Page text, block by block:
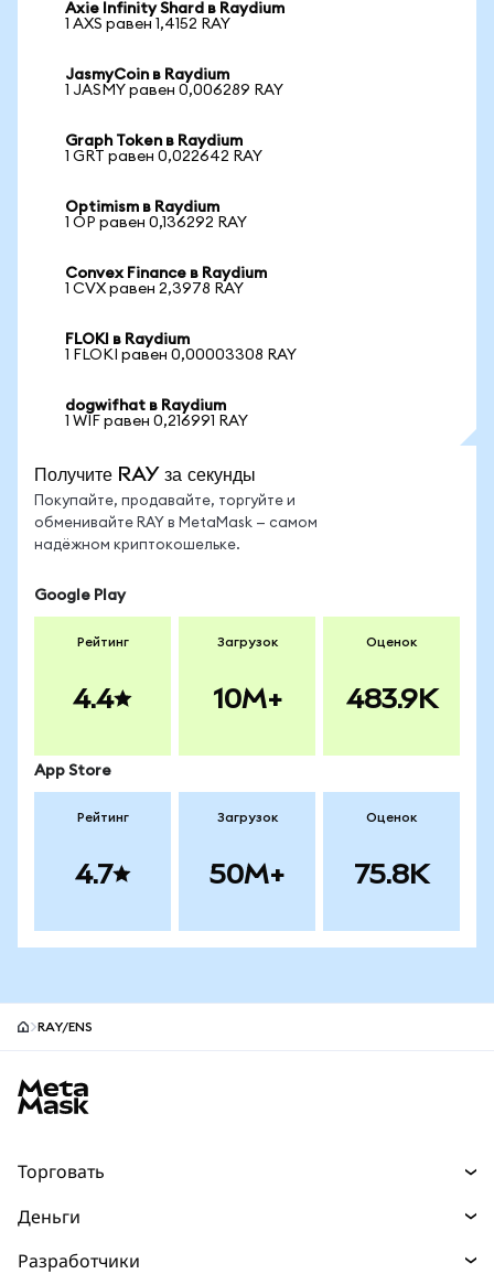
Axie Infinity Shard в Raydium
1 AXS равен 1,4152 RAY
JasmyCoin в Raydium
1 JASMY равен 0,006289 RAY
Graph Token в Raydium
1 GRT равен 0,022642 RAY
Optimism в Raydium
1 OP равен 0,136292 RAY
Convex Finance в Raydium
1 CVX равен 2,3978 RAY
FLOKI в Raydium
1 FLOKI равен 0,00003308 RAY
dogwifhat в Raydium
1 WIF равен 0,216991 RAY
Получите RAY за секунды
Покупайте, продавайте, торгуйте и
обменивайте RAY в MetaMask — самом
надёжном криптокошельке.
Google Play
Рейтинг
4.4
Загрузок
10M+
Оценок
483.9K
App Store
Рейтинг
4.7
Загрузок
50M+
Оценок
75.8K
RAY/ENS
Торговать
Деньги
Разработчики